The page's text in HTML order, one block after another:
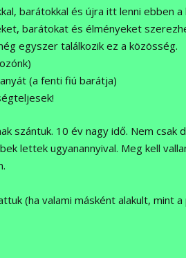
barátokkal és újra itt lenni ebben
barátokat és élményeket
egyszer találkozik ez a közösség.
(a fenti fiú barátja)
szántuk. 10 év nagy idő. Nem csak
lettek ugyanannyival. Meg kell
(ha valami másként alakult, mint